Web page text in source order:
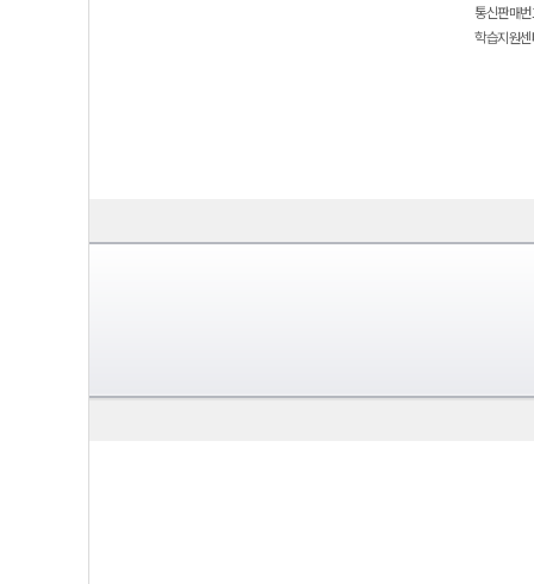
통신판매
학습지원